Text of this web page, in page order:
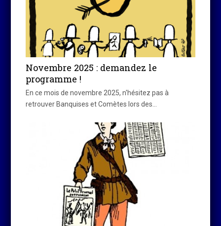
Novembre 2025 : demandez le
programme !
En ce mois de novembre 2025, n'hésitez pas à
retrouver Banquises et Comètes lors des…